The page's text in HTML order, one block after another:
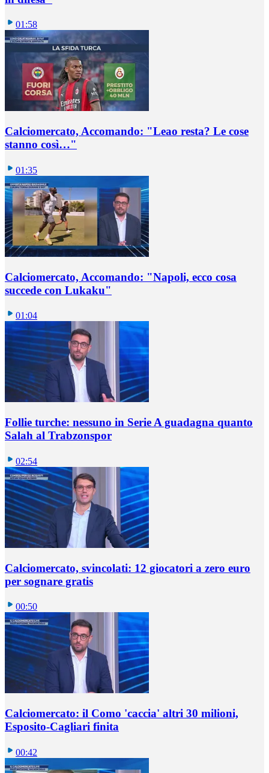
01:58
Calciomercato, Accomando: "Leao resta? Le cose
stanno così…"
01:35
Calciomercato, Accomando: "Napoli, ecco cosa
succede con Lukaku"
01:04
Follie turche: nessuno in Serie A guadagna quanto
Salah al Trabzonspor
02:54
Calciomercato, svincolati: 12 giocatori a zero euro
per sognare gratis
00:50
Calciomercato: il Como 'caccia' altri 30 milioni,
Esposito-Cagliari finita
00:42